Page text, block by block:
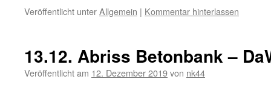
Veröffentlicht unterAllgemein | Kommentar hinterlassen
13.12. Abriss Betonbank –
Veröffentlicht am 12. Dezember 2019von nk44